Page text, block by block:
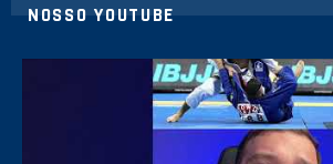
NOSSO YOUTUBE